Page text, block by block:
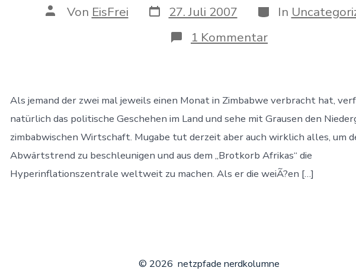
AutorVon EisFrei Datum
des
Beitrags
27. Juli 2007 Kategorien
In
1 Kommentarzu
Inflation
Als jemand der zwei mal jeweils einen Monat in Zimbabwe verbracht hat,
natürlich das politische Geschehen im Land und sehe mit Grausen den
zimbabwischen Wirtschaft. Mugabe tut derzeit aber auch wirklich alles, um
Abwärtstrend zu beschleunigen und aus dem „Brotkorb Afrikas“ die
Hyperinflationszentrale weltweit zu machen. Als er die weiÃ?en […]
© 2026 netzpfade nerdkolumne